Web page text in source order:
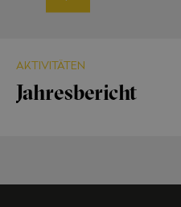
AKTIVITÄTEN
Jahresbericht